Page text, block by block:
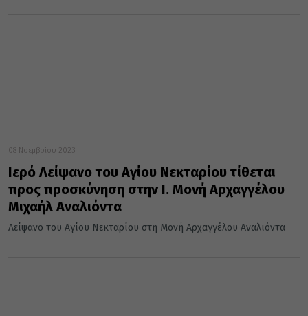
08 Νοεμβρίου 2023
Ιερό Λείψανο του Αγίου Νεκταρίου τίθεται
προς προσκύνηση στην Ι. Μονή Αρχαγγέλου
Μιχαήλ Αναλιόντα
Λείψανο του Αγίου Νεκταρίου στη Μονή Αρχαγγέλου Αναλιόντα